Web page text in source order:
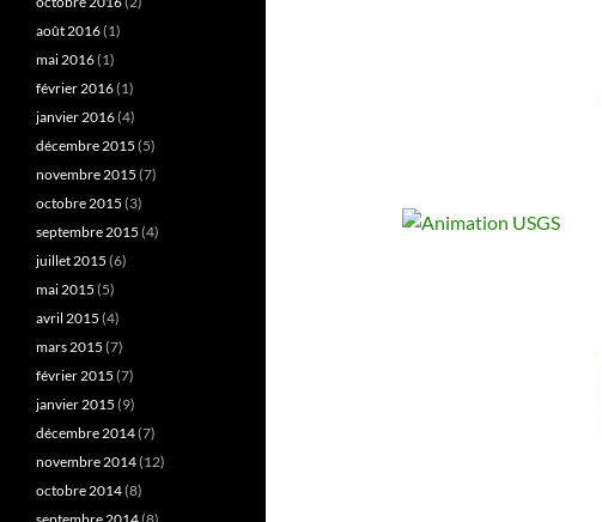
août 2016(1)
mai 2016(1)
février 2016(1)
janvier 2016(4)
décembre 2015 (5)
novembre 2015 (7)
octobre 2015 (3)
septembre 2015 (4)
juillet 2015 (6)
mai 2015 (5)
avril 2015 (4)
mars 2015 (7)
février 2015 (7)
janvier 2015 (9)
décembre 2014(7)
novembre 2014(12)
octobre 2014(8)